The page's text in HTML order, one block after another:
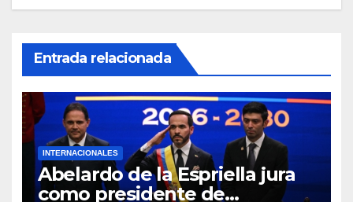
Entrada relacionada
INTERNACIONALES
Abelardo de la Espriella jura
como presidente de